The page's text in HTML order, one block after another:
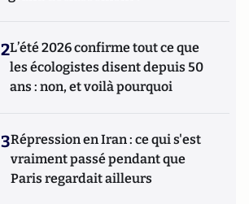
2L’été 2026 confirme tout ce que
les écologistes disent depuis 50
ans : non, et voilà pourquoi
3Répression en Iran : ce qui s'est
vraiment passé pendant que
Paris regardait ailleurs